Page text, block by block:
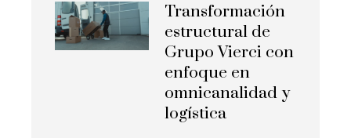
Transformación
estructural de
Grupo Vierci con
enfoque en
omnicanalidad y
logística